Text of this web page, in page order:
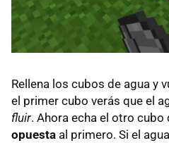
Rellena los cubos de agua y
el primer cubo verás que el
fluir. Ahora echa el otro cubo
opuesta al primero. Si el